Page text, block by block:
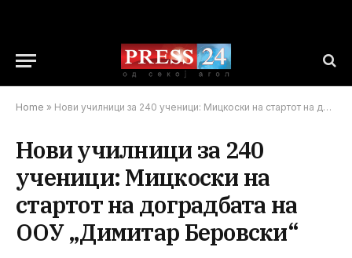
Home » Нови училници за 240 ученици: Мицкоски на стартот на доградбата на ООУ „Димитар Беровски“
Нови училници за 240
ученици: Мицкоски на
стартот на доградбата на
ООУ „Димитар Беровски“